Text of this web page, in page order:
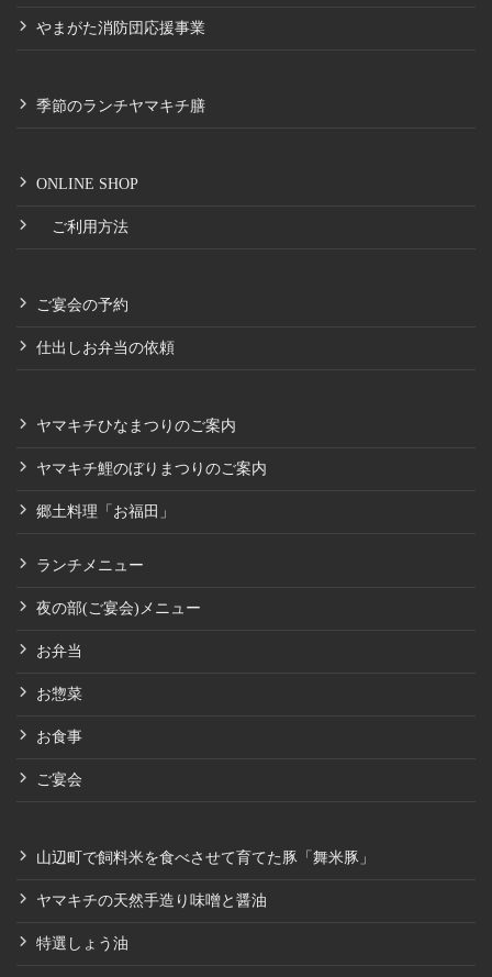
やまがた消防団応援事業
季節のランチヤマキチ膳
ONLINE SHOP
ご利用方法
ご宴会の予約
仕出しお弁当の依頼
ヤマキチひなまつりのご案内
ヤマキチ鯉のぼりまつりのご案内
郷土料理「お福田」
ランチメニュー
夜の部(ご宴会)メニュー
お弁当
お惣菜
お食事
ご宴会
山辺町で飼料米を食べさせて育てた豚「舞米豚」
ヤマキチの天然手造り味噌と醤油
特選しょう油